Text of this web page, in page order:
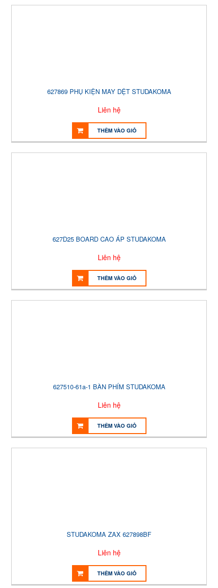
627869 PHỤ KIỆN MAY DỆT STUDAKOMA
Liên hệ
THÊM VÀO GIỎ
627D25 BOARD CAO ÁP STUDAKOMA
Liên hệ
THÊM VÀO GIỎ
627510-61a-1 BÀN PHÍM STUDAKOMA
Liên hệ
THÊM VÀO GIỎ
STUDAKOMA ZAX 627898BF
Liên hệ
THÊM VÀO GIỎ